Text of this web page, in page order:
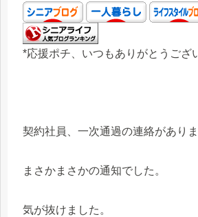
*応援ポチ、いつもありがとうござ
契約社員、一次通過の連絡がありま
まさかまさかの通知でした。
気が抜けました。